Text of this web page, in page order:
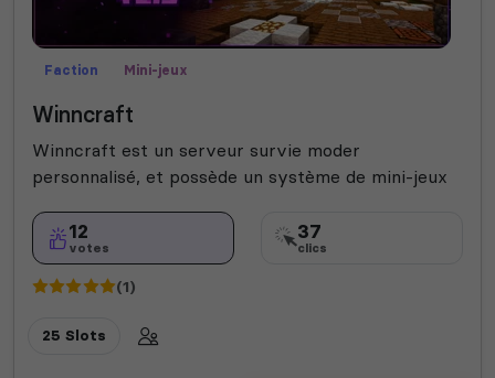
Faction Mini-jeux
Winncraft
Winncraft est un serveur survie moder
personnalisé, et possède un système de mini-jeux
12
votes
37
clics
(1)
25 Slots